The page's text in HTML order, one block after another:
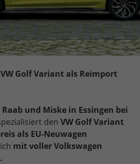
VW Golf Variant als Reimport
und Miske in Essingen bei
den VW Golf Variant
als EU-Neuwagen
mit voller Volkswagen